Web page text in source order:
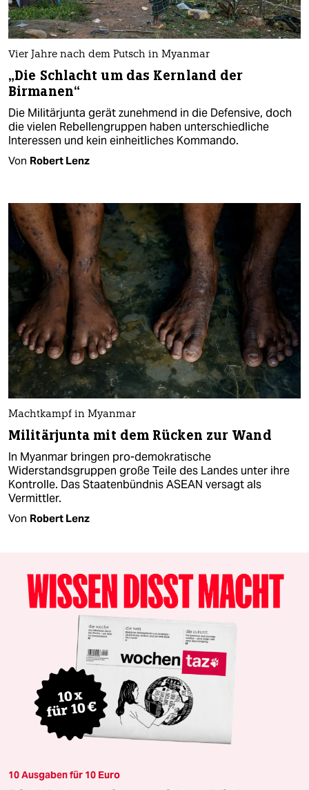
Vier Jahre nach dem Putsch in Myanmar
„Die Schlacht um das Kernland der
Birmanen“
Die Militärjunta gerät zunehmend in die Defensive, doch
die vielen Rebellengruppen haben unterschiedliche
Interessen und kein einheitliches Kommando.
Von Robert Lenz
Machtkampf in Myanmar
Militärjunta mit dem Rücken zur Wand
In Myanmar bringen pro-demokratische
Widerstandsgruppen große Teile des Landes unter ihre
Kontrolle. Das Staatenbündnis ASEAN versagt als
Vermittler.
Von Robert Lenz
10 Ausgaben für 10 Euro